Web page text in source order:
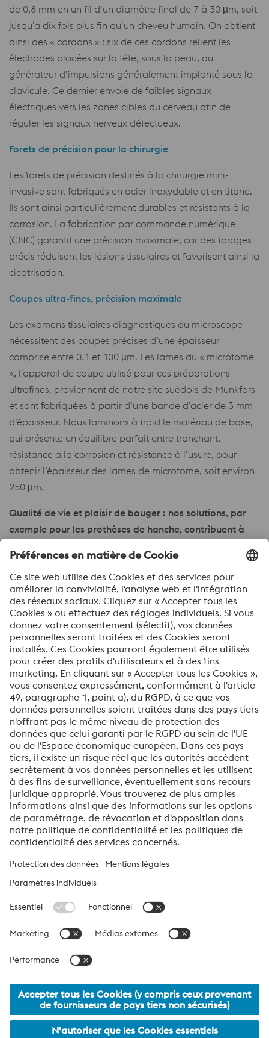
de 0,8 mm en un fil d’un diamètre final de 7 à 30 µm, soit
jusqu’à dix fois plus fin qu’un cheveu humain. On obtient
ainsi des « cordons » : six de ces cordons relient les
électrodes placées sur la tête, sous la peau, au
générateur d’impulsions généralement implanté sous la
clavicule. Ce dernier envoie de faibles signaux
électriques vers les zones cibles du cerveau afin de
réguler les signaux nerveux défectueux.
Forets de précision pour la chirurgie
Les forets de précision destinés à la chirurgie mini-
invasive sont fabriqués en acier inoxydable et en titane.
Ils sont ainsi particulièrement durables et résistants à la
corrosion. La fabrication par commande numérique
(CNC) garantit une précision maximale, car des forages
précis réduisent les lésions tissulaires et favorisent ainsi la
cicatrisation.
Coupes ultra-fines, précision maximale
Les examens tissulaires diagnostiques au microscope
nécessitent des coupes précises d’une épaisseur
comprise entre 0,1 et 100 µm. Les lames du « microtome
», l’appareil de coupe utilisé pour ces préparations
ultrafines, proviennent de notre site suédois de Munkfors
et sont fabriquées à partir d’une bande d’acier de 3 mm
d’épaisseur. Nous laminons à froid le matériau de base,
qui présente un équilibre parfait entre tranchant,
résistance à la corrosion et résistance à l’usure, pour
obtenir l’épaisseur des lames de microtome, soit environ
250 µm.
Qualité de vie et plaisir de bouger : nos solutions, par
exemple pour les prothèses de hanche, contribuent à
mobilité. Elles se distinguent par leur grande longévité.
Qu’il s’agisse d’implants, d’instruments chirurgicaux, de
revêtements ou de fils ultra-fins, nos matériaux et nos
solutions répondent aux exigences les plus élevées en
matière de précision, de sécurité et de durabilité. Ils sont
le fruit de plusieurs décennies d’expertise dans le
domaine des matériaux, d’un développement continu et
d’une étroite collaboration avec des fabricants de
dispositifs médicaux du monde entier.
Grâce à nos produits de technologie médicale, nous
contribuons de manière décisive à améliorer la qualité
de vie des patients, à accélérer les processus de guérison
et à rendre les interventions médicales plus sûres –
souvent dans l’ombre, mais de manière indispensable
pour des millions de patients à travers le monde.
la société de distribution en Suisse et au Liechtenstein de la
division High Performance Metals du groupe voestalpine.
et de services exigeantes concernant l’acier inoxydable, le
© 2026 voestalpine High Performance Metals Suisse SA